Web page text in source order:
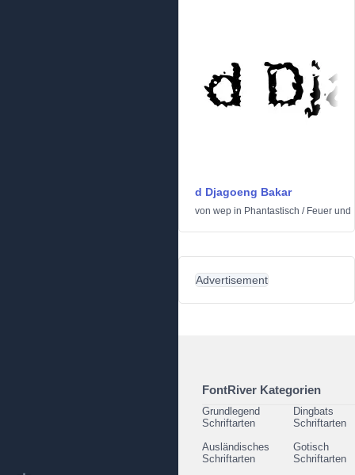
d Djagoeng Bakar
von wep in Phantastisch / Feuer und
Advertisement
FontRiver Kategorien
Grundlegend
Schriftarten
Dingbats
Schriftarten
Ausländisches
Schriftarten
Gotisch
Schriftarten